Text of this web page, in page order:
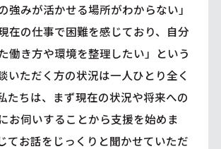
強みが活かせる場所がわからない」
在の仕事で困難を感じており、自分
働き方や環境を整理したい」という
いただく方の状況は一人ひとり全く
たちは、まず現在の状況や将来への
お伺いすることから支援を始めま
てお話をじっくりと聞かせていただ